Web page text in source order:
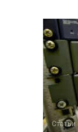
Статьи